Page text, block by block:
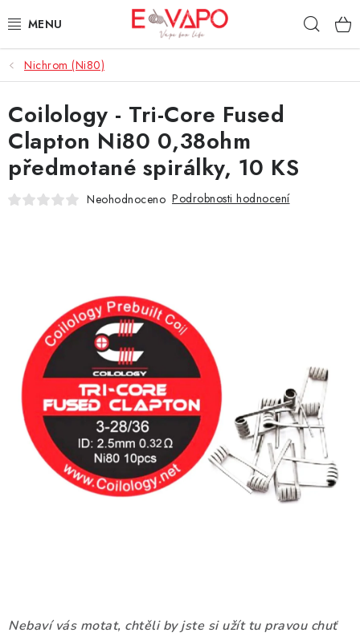
na
3D TISK
TIPY ZA DOBROU CENU
AROMATA A PŘÍCHUTĚ
BÁZE
NIKOTINOVÉ SÁČKY
DÁRKOVÉ VOUCHERY
ATOMIZÉRY A CARTRIDGE
DIY
BATERIE A NABÍJEČKY
Nichrom (Ni80)
Nebaví vás motat, chtěli by jste si užít tu pravou chuť
Coilology - Tri-Core Fused
Clapton Ni80 0,38ohm
předmotané spirálky, 10 KS
Neohodnoceno Podrobnosti hodnocení